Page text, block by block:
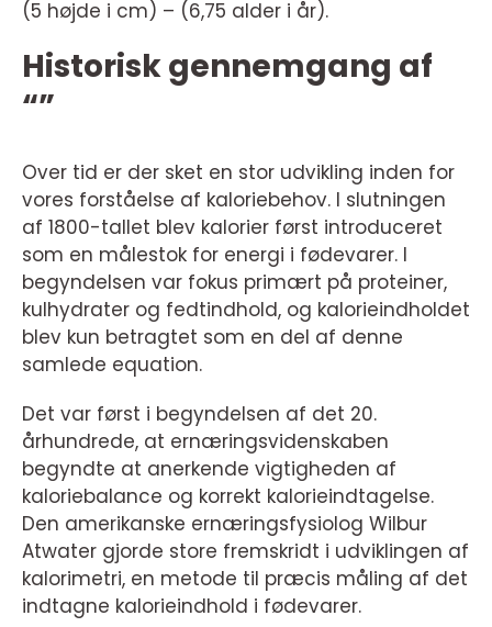
(5 højde i cm) – (6,75 alder i år).
Historisk gennemgang af
“”
Over tid er der sket en stor udvikling inden for
vores forståelse af kaloriebehov. I slutningen
af 1800-tallet blev kalorier først introduceret
som en målestok for energi i fødevarer. I
begyndelsen var fokus primært på proteiner,
kulhydrater og fedtindhold, og kalorieindholdet
blev kun betragtet som en del af denne
samlede equation.
Det var først i begyndelsen af det 20.
århundrede, at ernæringsvidenskaben
begyndte at anerkende vigtigheden af
kaloriebalance og korrekt kalorieindtagelse.
Den amerikanske ernæringsfysiolog Wilbur
Atwater gjorde store fremskridt i udviklingen af
kalorimetri, en metode til præcis måling af det
indtagne kalorieindhold i fødevarer.